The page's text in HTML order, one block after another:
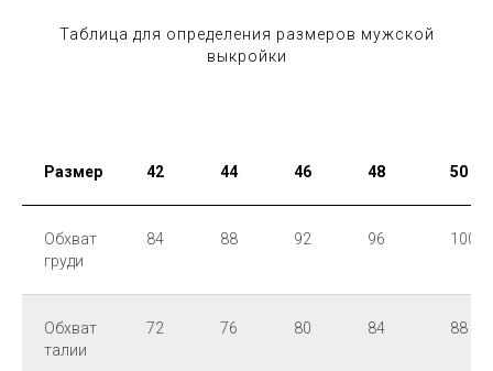
Таблица для определения размеров мужской
выкройки
Размер 42 44 46 48 50
Обхват
груди
84 88 92 96 100
Обхват
талии
72 76 80 84 88